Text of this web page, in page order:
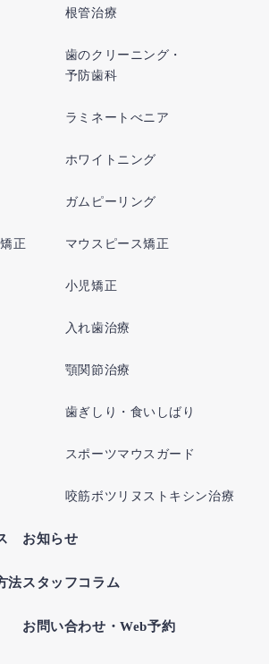
根管治療
歯のクリーニング・
予防歯科
ラミネートべニア
ホワイトニング
ガムピーリング
正 マウスピース矯正
小児矯正
入れ歯治療
顎関節治療
歯ぎしり・食いしばり
スポーツマウスガード
咬筋ボツリヌストキシン治療
法
お知らせ
スタッフコラム
お問い合わせ・Web予約